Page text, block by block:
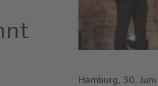
Hamburg, 30.